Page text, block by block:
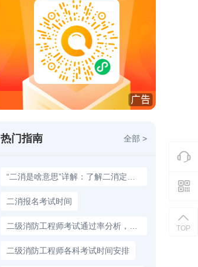
热门指南 全部 >
二消报名考试时间
二级消防工程师各科考试时间安排
TOP